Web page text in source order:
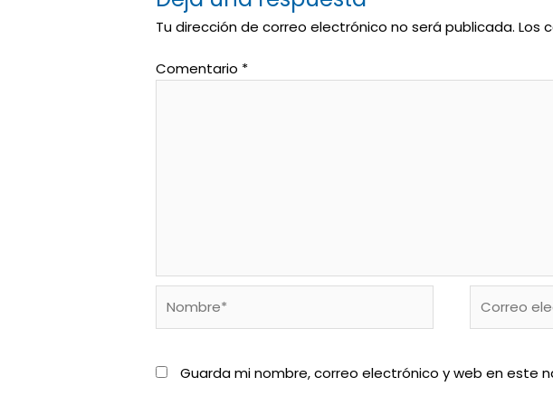
Tu dirección de correo electrónico no será publicada. Los
Comentario *
electrónico*
Guarda mi nombre, correo electrónico y web en este